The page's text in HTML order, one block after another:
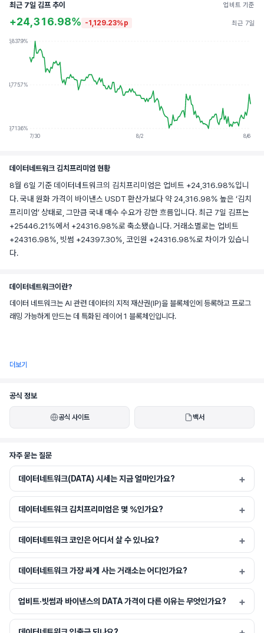
최근 7일 김프 추이 업비트 기준
+24,316.98% -1,129.23%p 최근 7일
+25,837.9%
+24,775.7%
+23,713.6%
7/30
8/2 8/6
데이터네트워크 김치프리미엄 현황
8월 6일 기준 데이터네트워크의 김치프리미엄은 업비트 +24,316.98%입니
다. 국내 원화 가격이 바이낸스 USDT 환산가보다 약 24,316.98% 높은 ‘김치
프리미엄’ 상태로, 그만큼 국내 매수 수요가 강한 흐름입니다. 최근 7일 김프는
+25446.21%에서 +24316.98%로 축소됐습니다. 거래소별로는 업비트
+24316.98%, 빗썸 +24397.30%, 코인원 +24316.98%로 차이가 있습니
다.
데이터네트워크이란?
데이터 네트워크는 AI 관련 데이터의 지적 재산권(IP)을 블록체인에 등록하고 프로그
래밍 가능하게 만드는 데 특화된 레이어 1 블록체인입니다.
데이터 네트워크는 이미지, AI 모델, 최첨단 모델을 훈련하는 데이터 포인트 등 모든
함으로써, 데이터 네트워크는 AI 데이터의 IP 관리를 위한 투명하고 탈중앙화된 솔루
션을 제공합니다. 이를 통해 AI 데이터 보유자는 사용자의 원본 기여를 보호하고, AI
기업과 원활하게 협력하며, AI 기반 경제에서 수익 기회를 창출할 수 있습니다.
더보기
공식 정보
공식 사이트 백서
자주 묻는 질문
데이터네트워크(DATA) 시세는 지금 얼마인가요?
데이터네트워크 김치프리미엄은 몇 %인가요?
데이터네트워크 코인은 어디서 살 수 있나요?
데이터네트워크 가장 싸게 사는 거래소는 어디인가요?
업비트·빗썸과 바이낸스의 DATA 가격이 다른 이유는 무엇인가요?